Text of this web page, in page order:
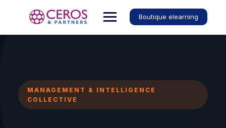
Boutique elearning
MANAGEMENT & INTELLIGENCE
COLLECTIVE